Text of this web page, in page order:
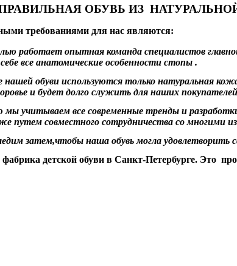
ОБУВЬ ИЗ
требованиями для нас являются:
работает опытная команда специалистов
все анатомические особенности стопы .
нашей обуви используются только натуральная
и будет долго служить для наших
мы учитываем все современные тренды и
путем совместного сотрудничества со многими
затем,чтобы наша обувь могла
фабрика детской обуви в Санкт-Петербурге. Это